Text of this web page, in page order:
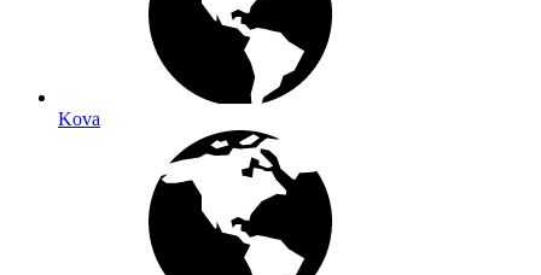
Kova